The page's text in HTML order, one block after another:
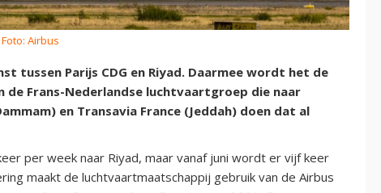
Airbus
tussen Parijs CDG en Riyad. Daarmee wordt het de
Frans-Nederlandse luchtvaartgroep die naar
en Transavia France (Jeddah) doen dat al
per week naar Riyad, maar vanaf juni wordt er vijf keer
maakt de luchtvaartmaatschappij gebruik van de Airbus